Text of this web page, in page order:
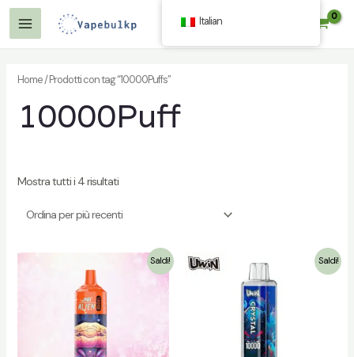
Vai
Menu
Home/ Prodotti con tag “10000Puffs”
10000Puff
Mostra tutti i 4 risultati
Saldi! Saldi!
Italian